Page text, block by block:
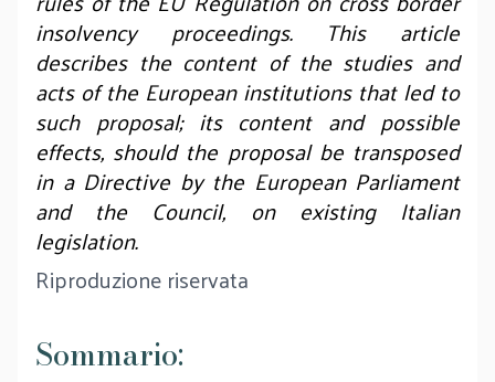
insolvency proceedings. This article
describes the content of the studies and
acts of the European institutions that led to
such proposal; its content and possible
effects, should the proposal be transposed
in a Directive by the European Parliament
and the Council, on existing Italian
legislation.
Riproduzione riservata
Sommario: